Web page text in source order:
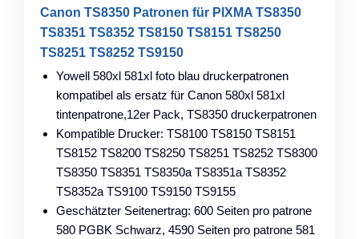
Canon TS8350 Patronen für PIXMA TS8350
TS8351 TS8352 TS8150 TS8151 TS8250
TS8251 TS8252 TS9150
Yowell 580xl 581xl foto blau druckerpatronen
kompatibel als ersatz für Canon 580xl 581xl
tintenpatrone,12er Pack, TS8350 druckerpatronen
Kompatible Drucker: TS8100 TS8150 TS8151
TS8152 TS8200 TS8250 TS8251 TS8252 TS8300
TS8350 TS8351 TS8350a TS8351a TS8352
TS8352a TS9100 TS9150 TS9155
Geschätzter Seitenertrag: 600 Seiten pro patrone
580 PGBK Schwarz, 4590 Seiten pro patrone 581